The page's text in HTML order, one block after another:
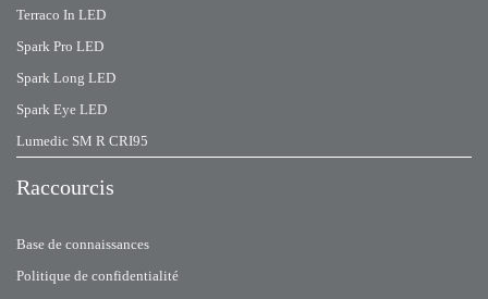
Terraco In LED
Spark Pro LED
Spark Long LED
Spark Eye LED
Lumedic SM R CRI95
Raccourcis
Base de connaissances
Politique de confidentialité